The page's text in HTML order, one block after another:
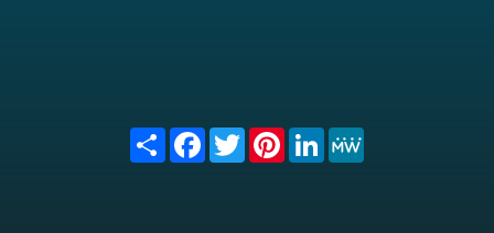
Share FacebookTwitterPinterest
LinkedIn